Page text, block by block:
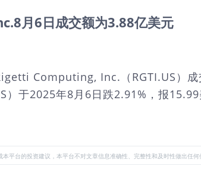
月6日成交额为3.88亿美元
Computing, Inc.（RGTI.US）
于2025年8月6日跌2.91%，报
平台的投资建议，本平台不对文章信息准确性、完整性和及时性做出任